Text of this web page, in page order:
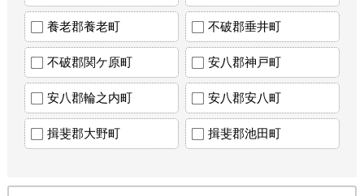
養老郡養老町 不破郡垂井町
不破郡関ケ原町 安八郡神戸町
安八郡輪之内町 安八郡安八町
揖斐郡大野町 揖斐郡池田町